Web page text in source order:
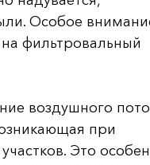
Особое
фильтровальный
воздушного
при
Это